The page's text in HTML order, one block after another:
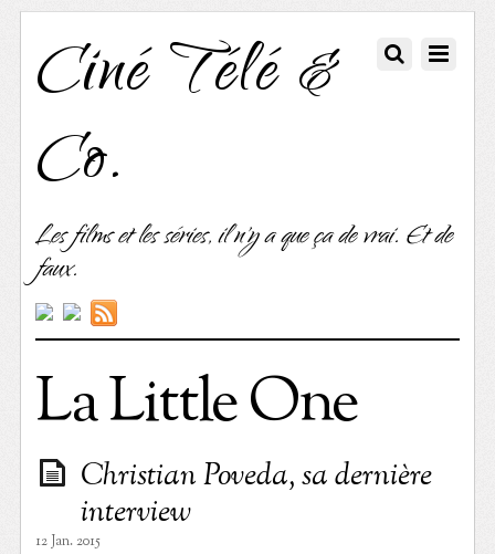
Ciné Télé &
Co.
Les films et les séries, il n'y a que ça de vrai. Et de
faux.
La Little One
Christian Poveda, sa dernière
interview
12 Jan. 2015